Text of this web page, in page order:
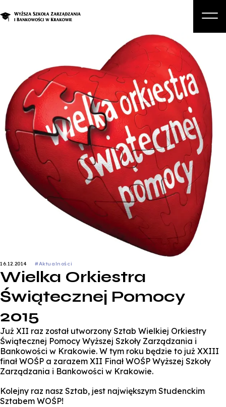
Studia
Studia podyplomowe i kursy
Kandydat
Student
Biznes
Zapisz się na studia
16.12.2014 #Aktualności
Wielka Orkiestra
Świątecznej Pomocy
2015
Już XII raz został utworzony Sztab Wielkiej Orkiestry
Świątecznej Pomocy Wyższej Szkoły Zarządzania i
Bankowości w Krakowie. W tym roku będzie to już XXIII
finał WOŚP a zarazem XII Finał WOŚP Wyższej Szkoły
Zarządzania i Bankowości w Krakowie.
Kolejny raz nasz Sztab, jest największym Studenckim
Sztabem WOŚP!